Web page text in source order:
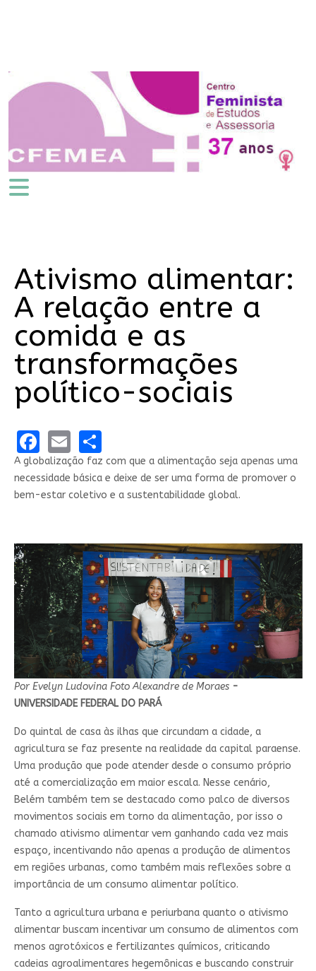
Ativismo alimentar:
A relação entre a
comida e as
transformações
político-sociais
Facebook
EmailShare
A globalização faz com que a alimentação seja apenas uma
necessidade básica e deixe de ser uma forma de promover o
bem-estar coletivo e a sustentabilidade global.
Por Evelyn Ludovina Foto Alexandre de Moraes-
UNIVERSIDADE FEDERAL DO PARÁ
Do quintal de casa às ilhas que circundam a cidade, a
agricultura se faz presente na realidade da capital paraense.
Uma produção que pode atender desde o consumo próprio
até a comercialização em maior escala. Nesse cenário,
Belém também tem se destacado como palco de diversos
movimentos sociais em torno da alimentação, por isso o
chamado ativismo alimentar vem ganhando cada vez mais
espaço, incentivando não apenas a produção de alimentos
em regiões urbanas, como também mais reflexões sobre a
importância de um consumo alimentar político.
Tanto a agricultura urbana e periurbana quanto o ativismo
alimentar buscam incentivar um consumo de alimentos com
menos agrotóxicos e fertilizantes químicos, criticando
cadeias agroalimentares hegemônicas e buscando construir